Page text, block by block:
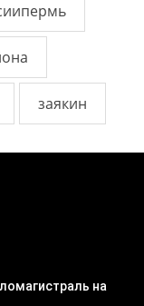
заякин
на